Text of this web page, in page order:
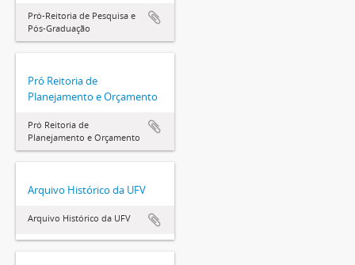
Pró-Reitoria de Pesquisa e
Pós-Graduação
Pró Reitoria de
Planejamento e Orçamento
Pró Reitoria de
Planejamento e Orçamento
Arquivo Histórico da UFV
Arquivo Histórico da UFV